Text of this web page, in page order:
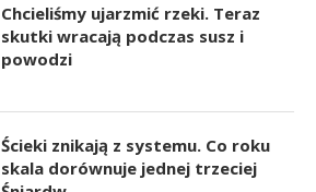
Chcieliśmy ujarzmić rzeki. Teraz
skutki wracają podczas susz i
powodzi
Ścieki znikają z systemu. Co roku
skala dorównuje jednej trzeciej